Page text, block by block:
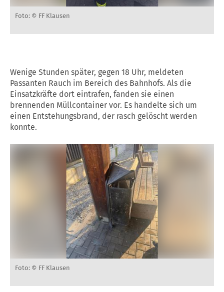
Foto: © FF Klausen
Wenige Stunden später, gegen 18 Uhr, meldeten
Passanten Rauch im Bereich des Bahnhofs. Als die
Einsatzkräfte dort eintrafen, fanden sie einen
brennenden Müllcontainer vor. Es handelte sich um
einen Entstehungsbrand, der rasch gelöscht werden
konnte.
Foto: © FF Klausen